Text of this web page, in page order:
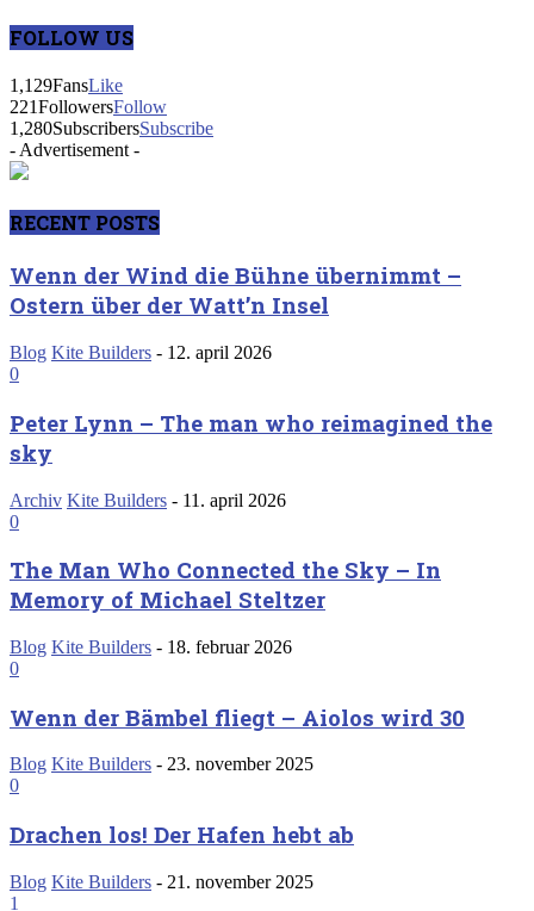
FOLLOW US
1,129FansLike
221FollowersFollow
1,280SubscribersSubscribe
- Advertisement -
RECENT POSTS
Wenn der Wind die Bühne übernimmt –
Ostern über der Watt’n Insel
Blog Kite Builders - 12. april 2026
0
Peter Lynn – The man who reimagined the
sky
Archiv Kite Builders - 11. april 2026
0
The Man Who Connected the Sky – In
Memory of Michael Steltzer
Blog Kite Builders - 18. februar 2026
0
Wenn der Bämbel fliegt – Aiolos wird 30
Blog Kite Builders - 23. november 2025
0
Drachen los! Der Hafen hebt ab
Blog Kite Builders - 21. november 2025
1